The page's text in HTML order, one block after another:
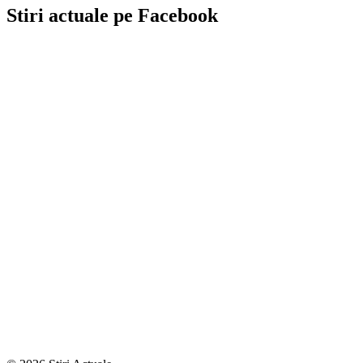
Stiri actuale pe Facebook